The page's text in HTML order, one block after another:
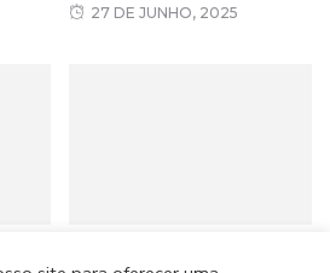
27 DE JUNHO, 2025